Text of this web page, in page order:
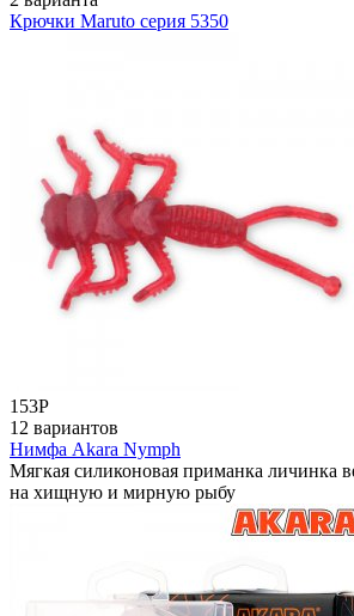
Крючки Maruto серия 5350
153Р
12 вариантов
Нимфа Akara Nymph
Мягкая силиконовая приманка личинка
на хищную и мирную рыбу